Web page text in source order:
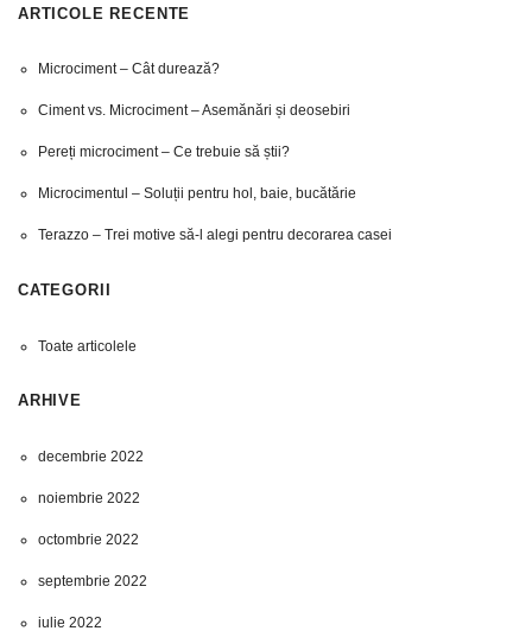
ARTICOLE RECENTE
Microciment – Cât durează?
Ciment vs. Microciment – Asemănări și deosebiri
Pereți microciment – Ce trebuie să știi?
Microcimentul – Soluții pentru hol, baie, bucătărie
Terazzo – Trei motive să-l alegi pentru decorarea casei
CATEGORII
Toate articolele
ARHIVE
decembrie 2022
noiembrie 2022
octombrie 2022
septembrie 2022
iulie 2022